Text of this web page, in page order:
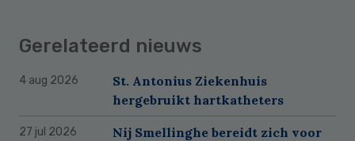
Gerelateerd nieuws
4 aug 2026
St. Antonius Ziekenhuis
hergebruikt hartkatheters
27 jul 2026
Nij Smellinghe bereidt zich voor